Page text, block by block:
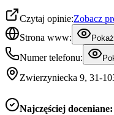
Czytaj opinie:Zobacz
Strona www:
Numer telefonu:
Zwierzyniecka 9, 31-
Najczęściej doceniane: